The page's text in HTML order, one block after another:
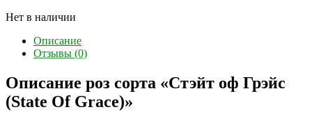
Нет в наличии
Описание
Отзывы (0)
Описание роз сорта «Стэйт оф Грэйс
(State Of Grace)»